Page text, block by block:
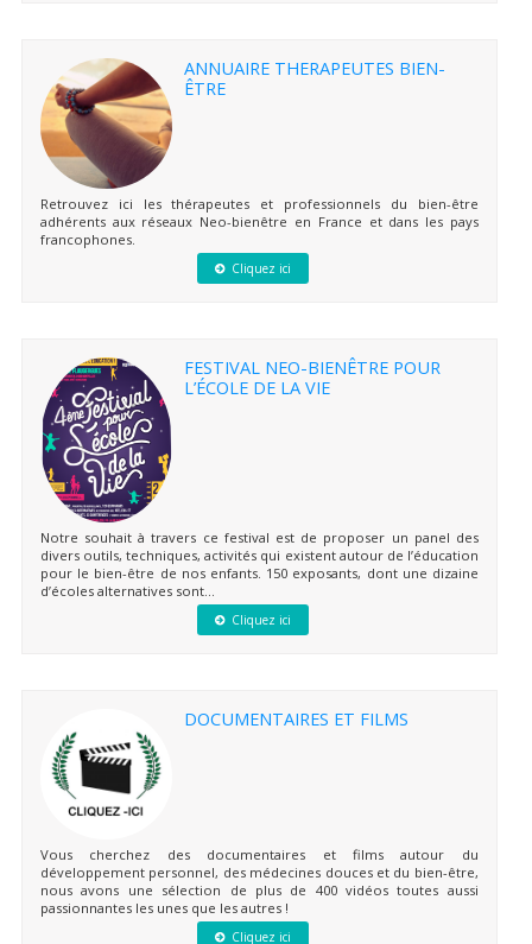
ANNUAIRE THERAPEUTES BIEN-
ÊTRE
Retrouvez ici les thérapeutes et professionnels du bien-être
adhérents aux réseaux Neo-bienêtre en France et dans les pays
francophones.
Cliquez ici
FESTIVAL NEO-BIENÊTRE POUR
L’ÉCOLE DE LA VIE
Notre souhait à travers ce festival est de proposer un panel des
divers outils, techniques, activités qui existent autour de l’éducation
pour le bien-être de nos enfants. 150 exposants, dont une dizaine
d’écoles alternatives sont...
Cliquez ici
DOCUMENTAIRES ET FILMS
Vous cherchez des documentaires et films autour du
développement personnel, des médecines douces et du bien-être,
nous avons une sélection de plus de 400 vidéos toutes aussi
passionnantes les unes que les autres !
Cliquez ici